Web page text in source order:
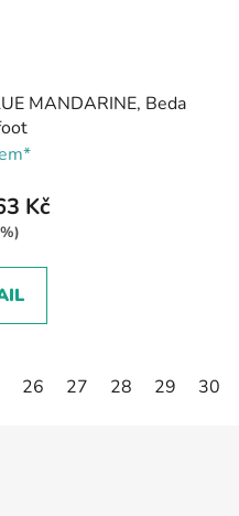
MANDARINE, Beda
Kč
26 27 28 29 30